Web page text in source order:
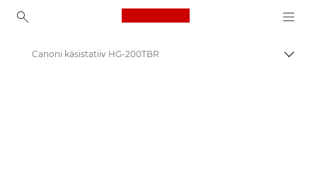
Canon Logo, back to
Canoni käsistatiiv HG-200TBR